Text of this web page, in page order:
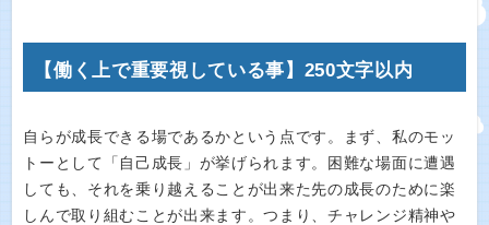
【働く上で重要視している事】250文字以内
自らが成長できる場であるかという点です。まず、私のモッ
トーとして「自己成長」が挙げられます。困難な場面に遭遇
しても、それを乗り越えることが出来た先の成長のために楽
しんで取り組むことが出来ます。つまり、チャレンジ精神や